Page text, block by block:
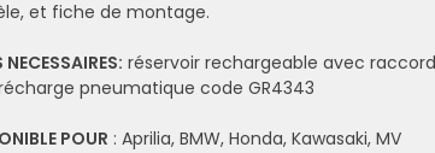
et fiche de montage.
réservoir rechargeable avec raccord
pneumatique code GR4343
POUR : Aprilia, BMW, Honda, Kawasaki, MV